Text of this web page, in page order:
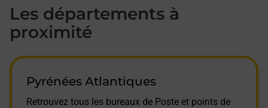
Les départements à
proximité
Pyrénées Atlantiques
Retrouvez tous les bureaux de Poste et points de